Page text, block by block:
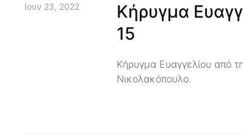
Ιουν 23, 2022
Κήρυγμα
15
Κήρυγμα Ευαγγελίου από
Νικολακόπουλο.